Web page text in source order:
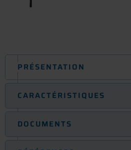
PRÉSENTATION
CARACTÉRISTIQUES
DOCUMENTS